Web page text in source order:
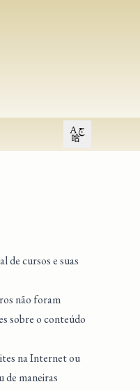
Open user menu
de cursos e suas
não foram
sobre o conteúdo
na Internet ou
de maneiras